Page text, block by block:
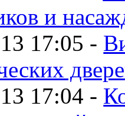
и
17:05 -
17:04 -